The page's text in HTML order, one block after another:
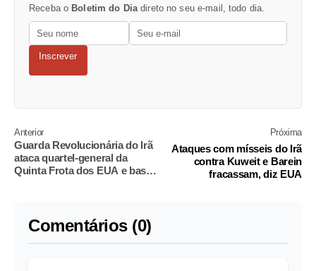
Receba o Boletim do Dia direto no seu e-mail, todo dia.
Inscrever
Anterior
Guarda Revolucionária do Irã
ataca quartel-general da
Quinta Frota dos EUA e base
Próxima
Ataques com mísseis do Irã
contra Kuweit e Barein
fracassam, diz EUA
Comentários (0)